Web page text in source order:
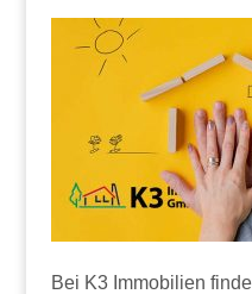
Bei K3 Immobilien